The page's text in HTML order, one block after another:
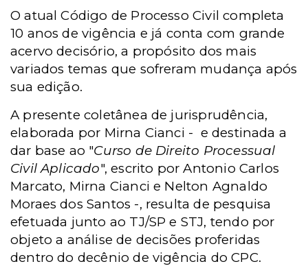
O atual Código de Processo Civil completa
10 anos de vigência e já conta com grande
acervo decisório, a propósito dos mais
variados temas que sofreram mudança após
sua edição.
A presente coletânea de jurisprudência,
elaborada por Mirna Cianci - e destinada a
dar base ao "Curso de Direito Processual
Civil Aplicado", escrito por Antonio Carlos
Marcato, Mirna Cianci e Nelton Agnaldo
Moraes dos Santos -, resulta de pesquisa
efetuada junto ao TJ/SP e STJ, tendo por
objeto a análise de decisões proferidas
dentro do decênio de vigência do CPC.